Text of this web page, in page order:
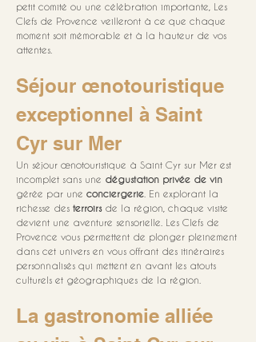
petit comité ou une célébration importante, Les
Clefs de Provence veilleront à ce que chaque
moment soit mémorable et à la hauteur de vos
attentes.
Séjour œnotouristique
exceptionnel à Saint
Cyr sur Mer
Un séjour œnotouristique à Saint Cyr sur Mer est
incomplet sans une dégustation privée de vin
gérée par une conciergerie . En explorant la
richesse des terroirs de la région, chaque visite
devient une aventure sensorielle. Les Clefs de
Provence vous permettent de plonger pleinement
dans cet univers en vous offrant des itinéraires
personnalisés qui mettent en avant les atouts
culturels et géographiques de la région.
La gastronomie alliée